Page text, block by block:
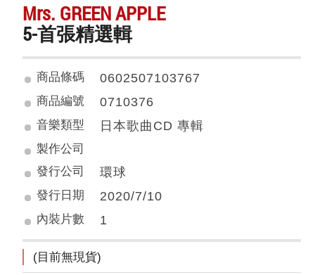
Mrs. GREEN APPLE
5-首張精選輯
商品條碼 0602507103767
商品編號 0710376
音樂類型 日本歌曲CD 專輯
製作公司
發行公司
環球
發行日期 2020/7/10
內裝片數 1
(目前無現貨)